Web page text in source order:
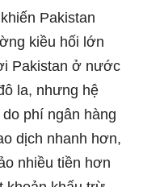
Pakistan
kiều hối lớn
Pakistan ở nước
la, nhưng hệ
phí ngân hàng
dịch nhanh hơn,
nhiều tiền hơn